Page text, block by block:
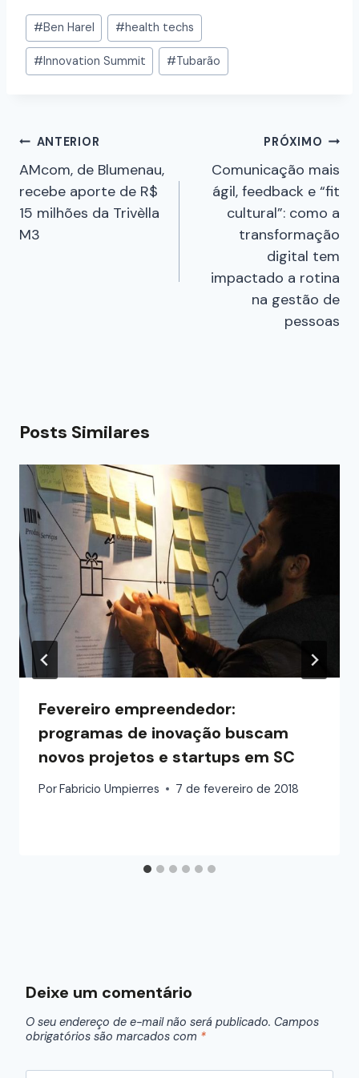
#Ben Harel #health techs
#Innovation Summit #Tubarão
ANTERIOR
AMcom, de Blumenau,
recebe aporte de R$
15 milhões da Trivèlla
M3
PRÓXIMO
Comunicação mais
ágil, feedback e “fit
cultural”: como a
transformação
digital tem
impactado a rotina
na gestão de
pessoas
Posts Similares
Fevereiro empreendedor:
programas de inovação buscam
novos projetos e startups em SC
PorFabricio Umpierres 7 de fevereiro de 2018
Deixe um comentário
O seu endereço de e-mail não será publicado. Campos
obrigatórios são marcados com *